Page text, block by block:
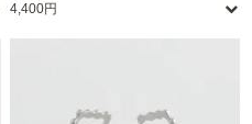
4,400円